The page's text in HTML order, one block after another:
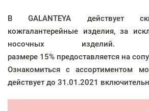
В GALANTEYA действует
кожгалантерейные изделия, за
носочных
размере 15% предоставляется на
Ознакомиться с ассортиментом
действует до 31.01.2021